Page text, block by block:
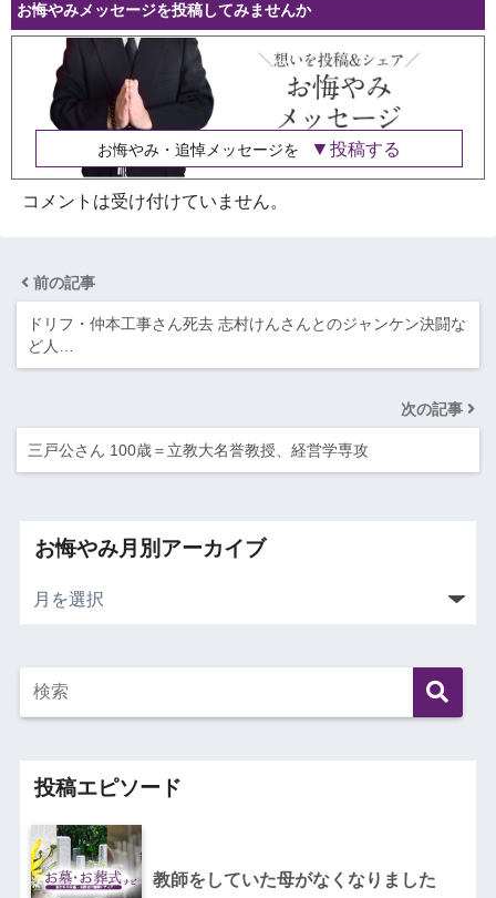
お悔やみメッセージを投稿してみませんか
お悔やみ・追悼メッセージを 投稿する
コメントは受け付けていません。
前の記事
ドリフ・仲本工事さん死去 志村けんさんとのジャンケン決闘な
ど人…
次の記事
三戸公さん 100歳＝立教大名誉教授、経営学専攻
お悔やみ月別アーカイブ
投稿エピソード
教師をしていた母がなくなりました